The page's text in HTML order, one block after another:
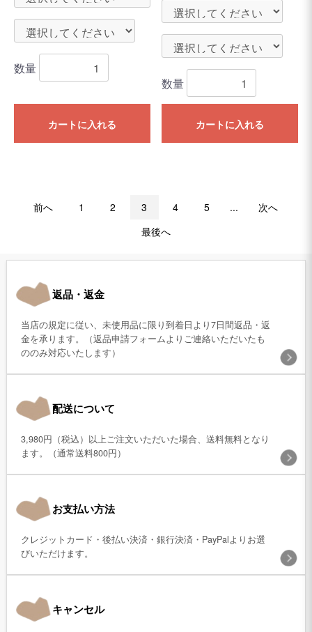
数量
カートに入れる
数量
カートに入れる
前へ 1 2 3 4 5 ...
次へ
最後へ
返品・返金
当店の規定に従い、未使用品に限り到着日より7日間返品・返
金を承ります。（返品申請フォームよりご連絡いただいたも
ののみ対応いたします）
配送について
3,980円（税込）以上ご注文いただいた場合、送料無料となり
ます。（通常送料800円）
お支払い方法
クレジットカード・後払い決済・銀行決済・PayPalよりお選
びいただけます。
キャンセル